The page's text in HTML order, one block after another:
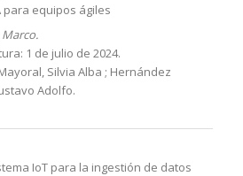
para equipos ágiles
Marco.
1 de julio de 2024.
Silvia Alba ; Hernández
Adolfo.
IoT para la ingestión de datos